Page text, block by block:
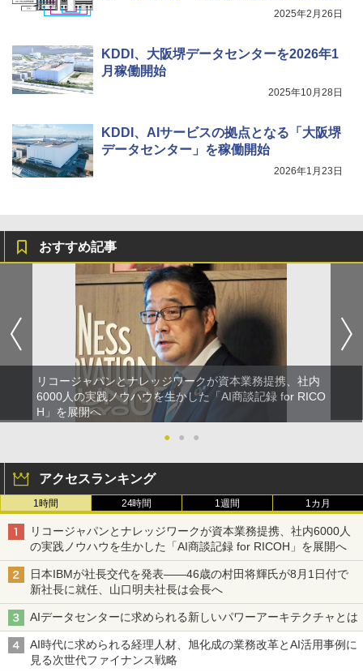
2025年2月26日
KDDI、大阪堺データセンターを2026年1
月稼働開始
2025年10月28日
KDDI、AIサービスの拠点となる「大阪堺
データセンター」を稼働開始
2026年1月23日
おすすめ記事
リコージャパンとナレッジワークが資本業務提携、社内
6000人の実践ノウハウを生かした「AI商談記録 for RICO
H」を展開へ
●
● ●
アクセスランキング
1時間 24時間 1週間 1カ月
リコージャパンとナレッジワークが資本業務提携、社内6000人
の実践ノウハウを生かした「AI商談記録 for RICOH」を展開へ
日本IBMが社長交代を発表――46歳の村田将輝氏が8月1日付で
新社長に就任、山口明夫社長は会長へ
AIデータセンターに求められる新しいパワーアーキテクチャとは
AI時代に求められる経理人材、旭化成の業務改革とAI活用事例に
見る次世代ファイナンス戦略